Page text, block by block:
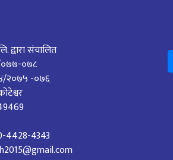
द्वारा संचालित
०७७-०७८
२०७५ -०७६
4428-4343